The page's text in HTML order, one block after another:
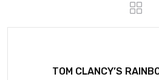
TOM CLANCY’S